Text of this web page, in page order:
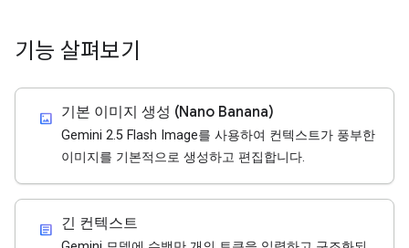
기능 살펴보기
imagesmode 기본 이미지 생성 (Nano Banana)
Gemini 2.5 Flash Image를 사용하여 컨텍스트가 풍부한
이미지를 기본적으로 생성하고 편집합니다.
article 긴 컨텍스트